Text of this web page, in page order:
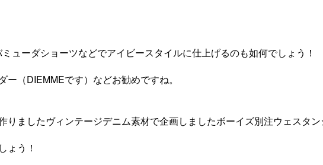
ューダショーツなどでアイビースタイルに仕上げるのも如何でしょう！
ー（DIEMMEです）などお勧めですね。
りましたヴィンテージデニム素材で企画しましたボーイズ別注ウェスタ
ょう！